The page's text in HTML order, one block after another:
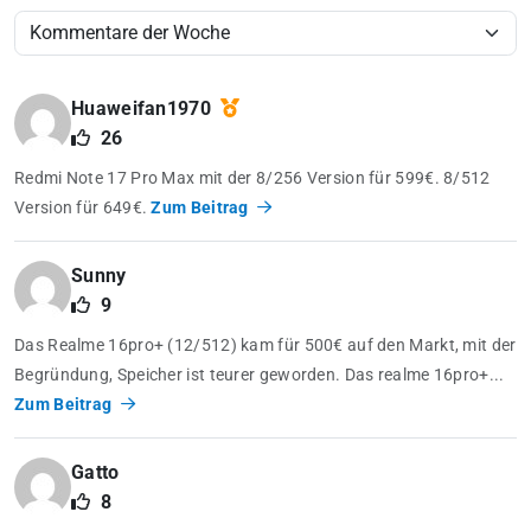
Huaweifan1970
26
Redmi Note 17 Pro Max mit der 8/256 Version für 599€. 8/512
Version für 649€.Zum Beitrag
Sunny
9
Das Realme 16pro+ (12/512) kam für 500€ auf den Markt, mit der
Begründung, Speicher ist teurer geworden. Das realme 16pro+...
Zum Beitrag
Gatto
8